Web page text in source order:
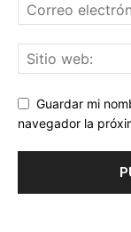
Guardar mi
navegador la